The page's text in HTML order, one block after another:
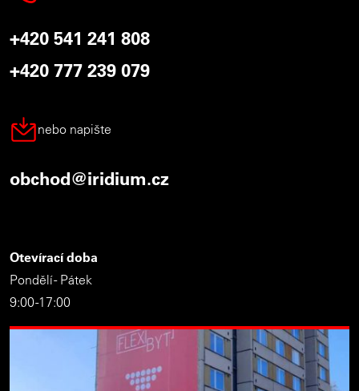
+420 541 241 808
+420 777 239 079
nebo napište
obchod@iridium.cz
Otevírací doba
Pondělí - Pátek
9:00 -17:00